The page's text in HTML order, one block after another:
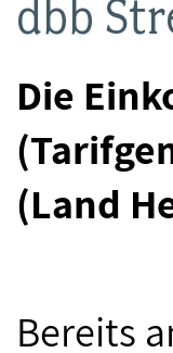
dbb
Die
(Land
Bereits